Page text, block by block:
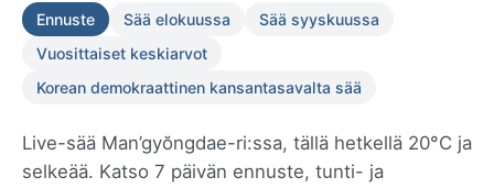
Ennuste Sää elokuussa
Sää syyskuussa
Vuosittaiset keskiarvot
Korean demokraattinen kansantasavalta sää
Live-sää Man’gyŏngdae-ri:ssa, tällä hetkellä 20°C ja
selkeää. Katso 7 päivän ennuste, tunti- ja